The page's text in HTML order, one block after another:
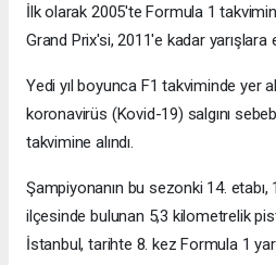
İlk olarak 2005'te Formula 1
Grand Prix'si, 2011'e kadar yarışlara
Yedi yıl boyunca F1 takviminde yer
koronavirüs (Kovid-19) salgını
takvimine alındı.
Şampiyonanın bu sezonki 14. etabı,
ilçesinde bulunan 5,3 kilometrelik
İstanbul, tarihte 8. kez Formula 1